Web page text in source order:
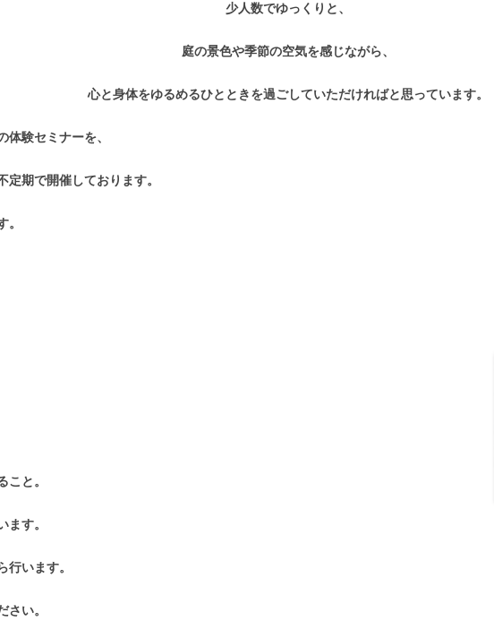
少人数でゆっくりと、
庭の景色や季節の空気を感じながら、
心と身体をゆるめるひとときを過ごしていただければと思っています。
体験セミナーを、
定期で開催しております。
と。
す。
います。
い。